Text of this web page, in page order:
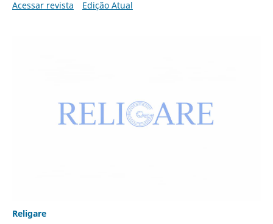
Acessar revista
Edição Atual
Religare